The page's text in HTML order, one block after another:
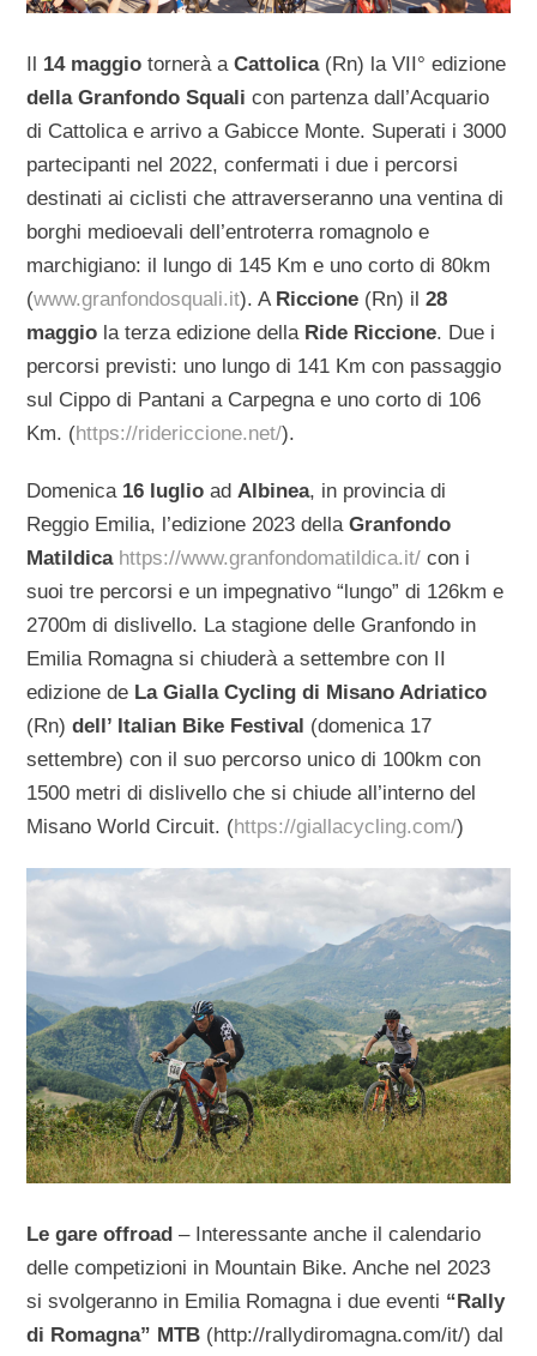
Il 14 maggio tornerà aCattolica (Rn) la VII° edizione
della Granfondo Squalicon partenza dall’Acquario
di Cattolica e arrivo a Gabicce Monte. Superati i 3000
partecipanti nel 2022, confermati i due i percorsi
destinati ai ciclisti che attraverseranno una ventina di
borghi medioevali dell’entroterra romagnolo e
marchigiano: il lungo di 145 Km e uno corto di 80km
(www.granfondosquali.it). A Riccione (Rn) il28
maggio la terza edizione della Ride Riccione. Due i
percorsi previsti: uno lungo di 141 Km con passaggio
sul Cippo di Pantani a Carpegna e uno corto di 106
Km. (https://ridericcione.net/).
Domenica 16 luglioadAlbinea, in provincia di
Reggio Emilia, l’edizione 2023 dellaGranfondo
Matildica https://www.granfondomatildica.it/ con i
suoi tre percorsi e un impegnativo “lungo” di 126km e
2700m di dislivello. La stagione delle Granfondo in
Emilia Romagna si chiuderà a settembre con II
edizione de La Gialla Cycling di Misano Adriatico
(Rn) dell’ Italian Bike Festival (domenica 17
settembre) con il suo percorso unico di 100km con
1500 metri di dislivello che si chiude all’interno del
Misano World Circuit. (https://giallacycling.com/)
Le gare offroad – Interessante anche il calendario
delle competizioni in Mountain Bike. Anche nel 2023
si svolgeranno in Emilia Romagna i due eventi “Rally
di Romagna” MTB (http://rallydiromagna.com/it/) dal